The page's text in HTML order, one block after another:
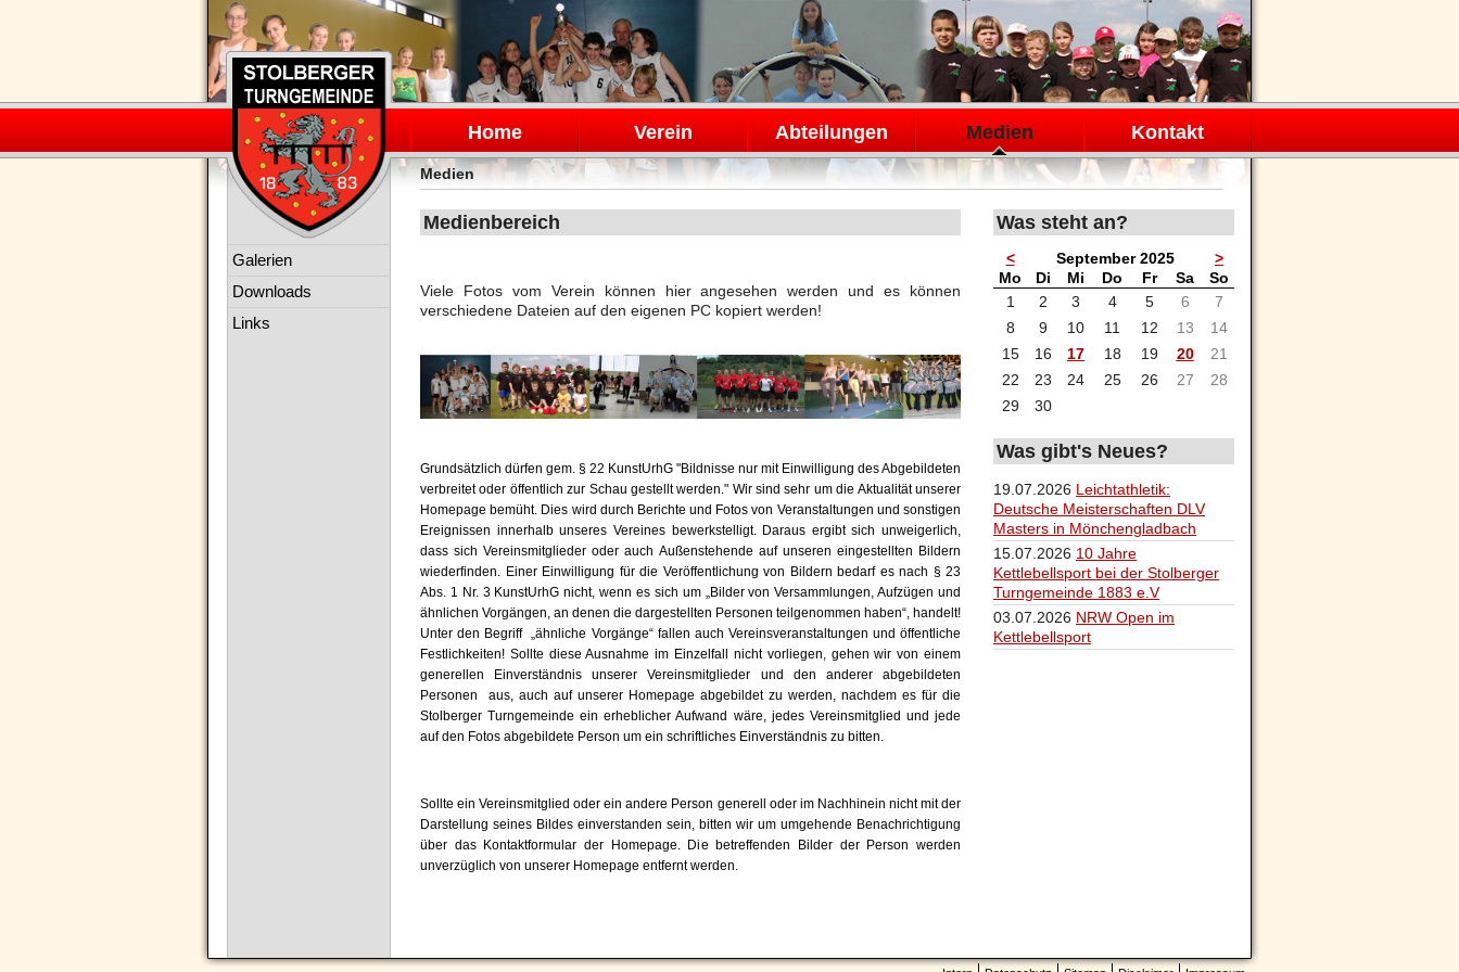
Navigation
überspringen
Home Verein Abteilungen Medien Kontakt
Medien
Medienbereich
Viele Fotos vom Verein können hier angesehen werden und es können
verschiedene Dateien auf den eigenen PC kopiert werden!
Grundsätzlich dürfen gem. § 22 KunstUrhG "Bildnisse nur mit Einwilligung des Abgebildeten
verbreitet oder öffentlich zur Schau gestellt werden." Wir sind sehr um die Aktualität unserer
Homepage bemüht. Dies wird durch Berichte und Fotos von Veranstaltungen und sonstigen
Ereignissen innerhalb unseres Vereines bewerkstelligt. Daraus ergibt sich unweigerlich,
dass sich Vereinsmitglieder oder auch Außenstehende auf unseren eingestellten Bildern
wiederfinden. Einer Einwilligung für die Veröffentlichung von Bildern bedarf es nach § 23
Abs. 1 Nr. 3 KunstUrhG nicht, wenn es sich um „Bilder von Versammlungen, Aufzügen und
ähnlichen Vorgängen, an denen die dargestellten Personen teilgenommen haben“, handelt!
Unter den Begriff „ähnliche Vorgänge“ fallen auch Vereinsveranstaltungen und öffentliche
Festlichkeiten! Sollte diese Ausnahme im Einzelfall nicht vorliegen, gehen wir von einem
generellen Einverständnis unserer Vereinsmitglieder und den anderer abgebildeten
Personen aus, auch auf unserer Homepage abgebildet zu werden, nachdem es für die
Stolberger Turngemeinde ein erheblicher Aufwand wäre, jedes Vereinsmitglied und jede
auf den Fotos abgebildete Person um ein schriftliches Einverständnis zu bitten.
Sollte ein Vereinsmitglied oder ein andere Person generell oder im Nachhinein nicht mit der
Darstellung seines Bildes einverstanden sein, bitten wir um umgehende Benachrichtigung
über das Kontaktformular der Homepage. Die betreffenden Bilder der Person werden
unverzüglich von unserer Homepage entfernt werden.
Navigation
Galerien
Downloads
Links
Was steht an?
< September 2025
>
Mo ntag
Di enstag
Mi ttwoch
Do nnerstag
Freitag
Sa mstag
So
1
2 3 4 5 6
7
8
9 10 11 12 13
14
15
16 17 18 19 20
21
22
23 24 25 26 27
28
29
30
Was gibt's Neues?
19.07.2026 Leichtathletik:
Deutsche Meisterschaften DLV
Masters in Mönchengladbach
15.07.2026 10 Jahre
Kettlebellsport bei der Stolberger
Turngemeinde 1883 e.V
03.07.2026 NRW Open im
Kettlebellsport
Navigation